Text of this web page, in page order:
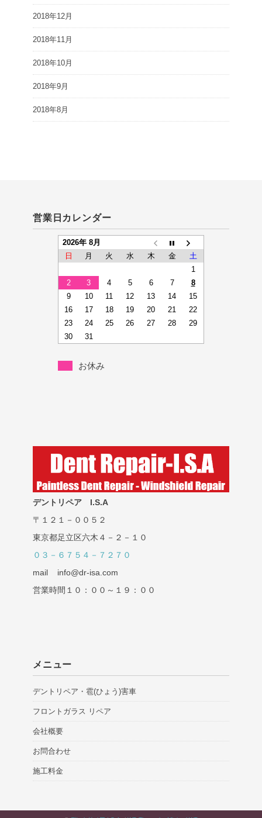
2018年12月
2018年11月
2018年10月
2018年9月
2018年8月
営業日カレンダー
2026年 8月
日
月 火 水 木 金
土
1
2
3 4 5 6 7
8
9
10 11 12 13 14
15
16
17 18 19 20 21
22
23
24 25 26 27 28
29
30
31
お休み
デントリペア I.S.A
〒１２１－００５２
東京都足立区六木４－２－１０
０３－６７５４－７２７０
mail info@dr-isa.com
営業時間１０：００～１９：００
メニュー
デントリペア・雹(ひょう)害車
フロントガラス リペア
会社概要
お問合わせ
施工料金